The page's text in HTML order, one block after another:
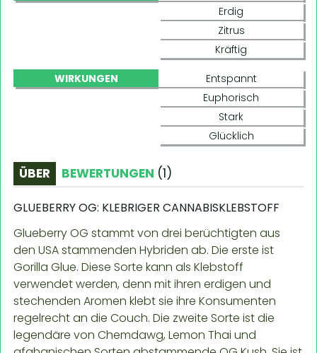
Erdig
Zitrus
Kräftig
WIRKUNGEN
Entspannt
Euphorisch
Stark
Glücklich
ÜBER BEWERTUNGEN (1)
GLUEBERRY OG: KLEBRIGER CANNABISKLEBSTOFF
Glueberry OG stammt von drei berüchtigten aus
den USA stammenden Hybriden ab. Die erste ist
Gorilla Glue. Diese Sorte kann als Klebstoff
verwendet werden, denn mit ihren erdigen und
stechenden Aromen klebt sie ihre Konsumenten
regelrecht an die Couch. Die zweite Sorte ist die
legendäre von Chemdawg, Lemon Thai und